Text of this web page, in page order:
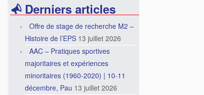
Derniers articles
Offre de stage de recherche M2 –
Histoire de l’EPS 13 juillet 2026
AAC – Pratiques sportives
majoritaires et expériences
minoritaires (1960-2020) | 10-11
décembre, Pau 13 juillet 2026